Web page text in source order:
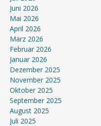
Juni 2026
Mai 2026
April 2026
März 2026
Februar 2026
Januar 2026
Dezember 2025
November 2025
Oktober 2025
September 2025
August 2025
Juli 2025